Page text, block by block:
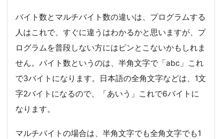
バイト数とマルチバイト数の違いは、プログラムする
人はこれで、すぐに違うはわかるかと思いますが、プ
ログラムを普段しない方にはピンとこないかもしれま
せん。バイト数というのは、半角文字で「abc」これ
で3バイトになります。日本語の全角文字などは、1文
字2バイトになるので、「あいう」これで6バイトに
なります。
マルチバイトの場合は、半角文字でも全角文字でも1